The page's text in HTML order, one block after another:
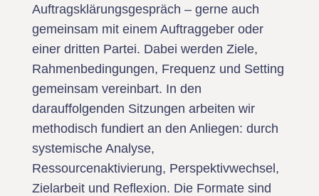
Auftragsklärungsgespräch – gerne auch
gemeinsam mit einem Auftraggeber oder
einer dritten Partei. Dabei werden Ziele,
Rahmenbedingungen, Frequenz und Setting
gemeinsam vereinbart. In den
darauffolgenden Sitzungen arbeiten wir
methodisch fundiert an den Anliegen: durch
systemische Analyse,
Ressourcenaktivierung, Perspektivwechsel,
Zielarbeit und Reflexion. Die Formate sind